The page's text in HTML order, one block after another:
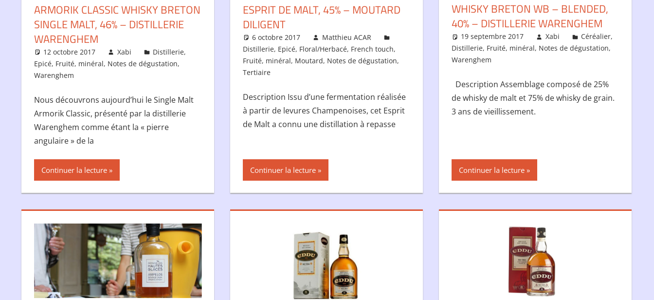
ARMORIK CLASSIC WHISKY BRETON
SINGLE MALT, 46% – DISTILLERIE
WARENGHEM
12 octobre 2017 Xabi Distillerie,
Epicé, Fruité, minéral, Notes de dégustation,
Warenghem
Nous découvrons aujourd’hui le Single Malt
Armorik Classic, présenté par la distillerie
Warenghem comme étant la « pierre
angulaire » de la
Continuer la lecture
ESPRIT DE MALT, 45% – MOUTARD
DILIGENT
6 octobre 2017
Matthieu ACAR
Distillerie, Epicé, Floral/Herbacé, French touch,
Fruité, minéral, Moutard, Notes de dégustation,
Tertiaire
Description Issu d’une fermentation réalisée
à partir de levures Champenoises, cet Esprit
de Malt a connu une distillation à repasse
Continuer la lecture
WHISKY BRETON WB – BLENDED,
40% – DISTILLERIE WARENGHEM
19 septembre 2017 Xabi Céréalier,
Distillerie, Fruité, minéral, Notes de dégustation,
Warenghem
Description Assemblage composé de 25%
de whisky de malt et 75% de whisky de grain.
3 ans de vieillissement.
Continuer la lecture